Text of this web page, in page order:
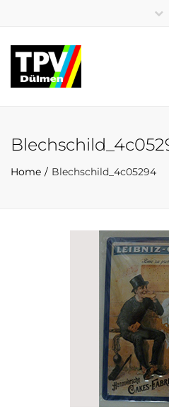
Home Blechschild_4c05294